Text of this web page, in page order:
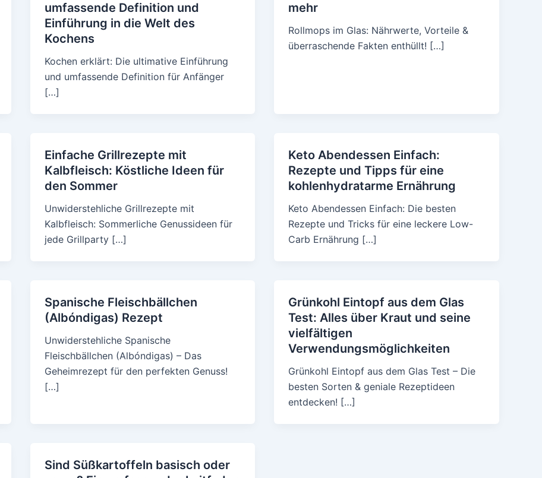
umfassende Definition und
Einführung in die Welt des
Kochens
Kochen erklärt: Die ultimative Einführung
und umfassende Definition für Anfänger
[…]
mehr
Rollmops im Glas: Nährwerte, Vorteile &
überraschende Fakten enthüllt! […]
Einfache Grillrezepte mit
Kalbfleisch: Köstliche Ideen für
den Sommer
Unwiderstehliche Grillrezepte mit
Kalbfleisch: Sommerliche Genussideen für
jede Grillparty […]
Keto Abendessen Einfach:
Rezepte und Tipps für eine
kohlenhydratarme Ernährung
Keto Abendessen Einfach: Die besten
Rezepte und Tricks für eine leckere Low-
Carb Ernährung […]
Spanische Fleischbällchen
(Albóndigas) Rezept
Unwiderstehliche Spanische
Fleischbällchen (Albóndigas) – Das
Geheimrezept für den perfekten Genuss!
[…]
Grünkohl Eintopf aus dem Glas
Test: Alles über Kraut und seine
vielfältigen
Verwendungsmöglichkeiten
Grünkohl Eintopf aus dem Glas Test – Die
besten Sorten & geniale Rezeptideen
entdecken! […]
Sind Süßkartoffeln basisch oder